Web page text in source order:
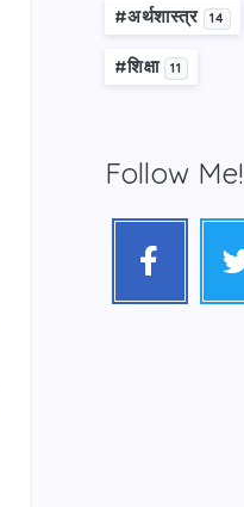
#अर्थशास्त्र 14
#शिक्षा 11
Follow Me!